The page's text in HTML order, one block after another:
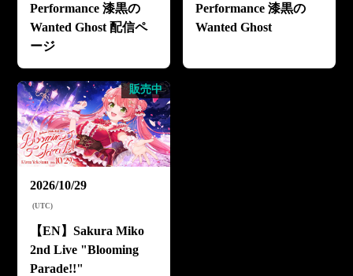
Performance 漆黒の
Wanted Ghost 配信ペ
ージ
Performance 漆黒の
Wanted Ghost
販売中
2026/10/29
(UTC)
【EN】Sakura Miko
2nd Live "Blooming
Parade!!"